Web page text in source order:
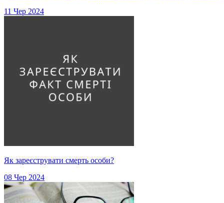
11 Чер 2024
Як зареєструвати смерть особи?
08 Чер 2024